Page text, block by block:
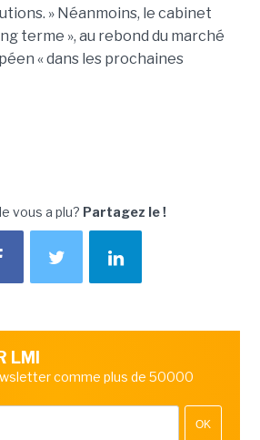
» Néanmoins, le cabinet
terme », au rebond du marché
« dans les prochaines
vous a plu? Partagez le !
LMI
comme plus de 50000
OK